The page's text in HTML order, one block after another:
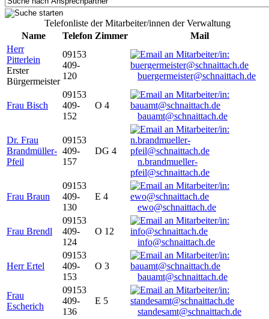
Telefonliste der Mitarbeiter/innen der Verwaltung
Name
Telefon Zimmer
Mail
Herr
Pitterlein
Erster
Bürgermeister
09153
409-
120
buergermeister@schnaittach.de
Frau Bisch
09153
409-
152
O 4
bauamt@schnaittach.de
Dr. Frau
Brandmüller-
Pfeil
09153
409-
157
DG 4
n.brandmueller-
pfeil@schnaittach.de
Frau Braun
09153
409-
130
E 4
ewo@schnaittach.de
Frau Brendl
09153
409-
124
O 12
info@schnaittach.de
Herr Ertel
09153
409-
153
O 3
bauamt@schnaittach.de
Frau
Escherich
09153
409-
136
E 5
standesamt@schnaittach.de